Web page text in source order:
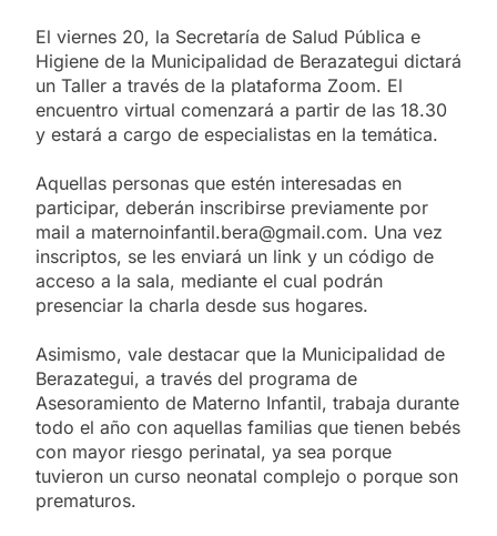
El viernes 20, la Secretaría de Salud Pública e
Higiene de la Municipalidad de Berazategui dictará
un Taller a través de la plataforma Zoom. El
encuentro virtual comenzará a partir de las 18.30
y estará a cargo de especialistas en la temática.
Aquellas personas que estén interesadas en
participar, deberán inscribirse previamente por
mail a maternoinfantil.bera@gmail.com. Una vez
inscriptos, se les enviará un link y un código de
acceso a la sala, mediante el cual podrán
presenciar la charla desde sus hogares.
Asimismo, vale destacar que la Municipalidad de
Berazategui, a través del programa de
Asesoramiento de Materno Infantil, trabaja durante
todo el año con aquellas familias que tienen bebés
con mayor riesgo perinatal, ya sea porque
tuvieron un curso neonatal complejo o porque son
prematuros.